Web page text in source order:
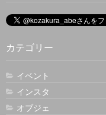
カテゴリー
イベント
インスタ
オブジェ